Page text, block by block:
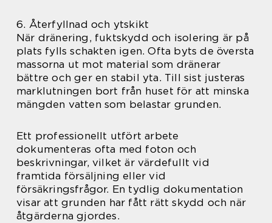
6. Återfyllnad och ytskikt
När dränering, fuktskydd och isolering är på
plats fylls schakten igen. Ofta byts de översta
massorna ut mot material som dränerar
bättre och ger en stabil yta. Till sist justeras
marklutningen bort från huset för att minska
mängden vatten som belastar grunden.
Ett professionellt utfört arbete
dokumenteras ofta med foton och
beskrivningar, vilket är värdefullt vid
framtida försäljning eller vid
försäkringsfrågor. En tydlig dokumentation
visar att grunden har fått rätt skydd och när
åtgärderna gjordes.